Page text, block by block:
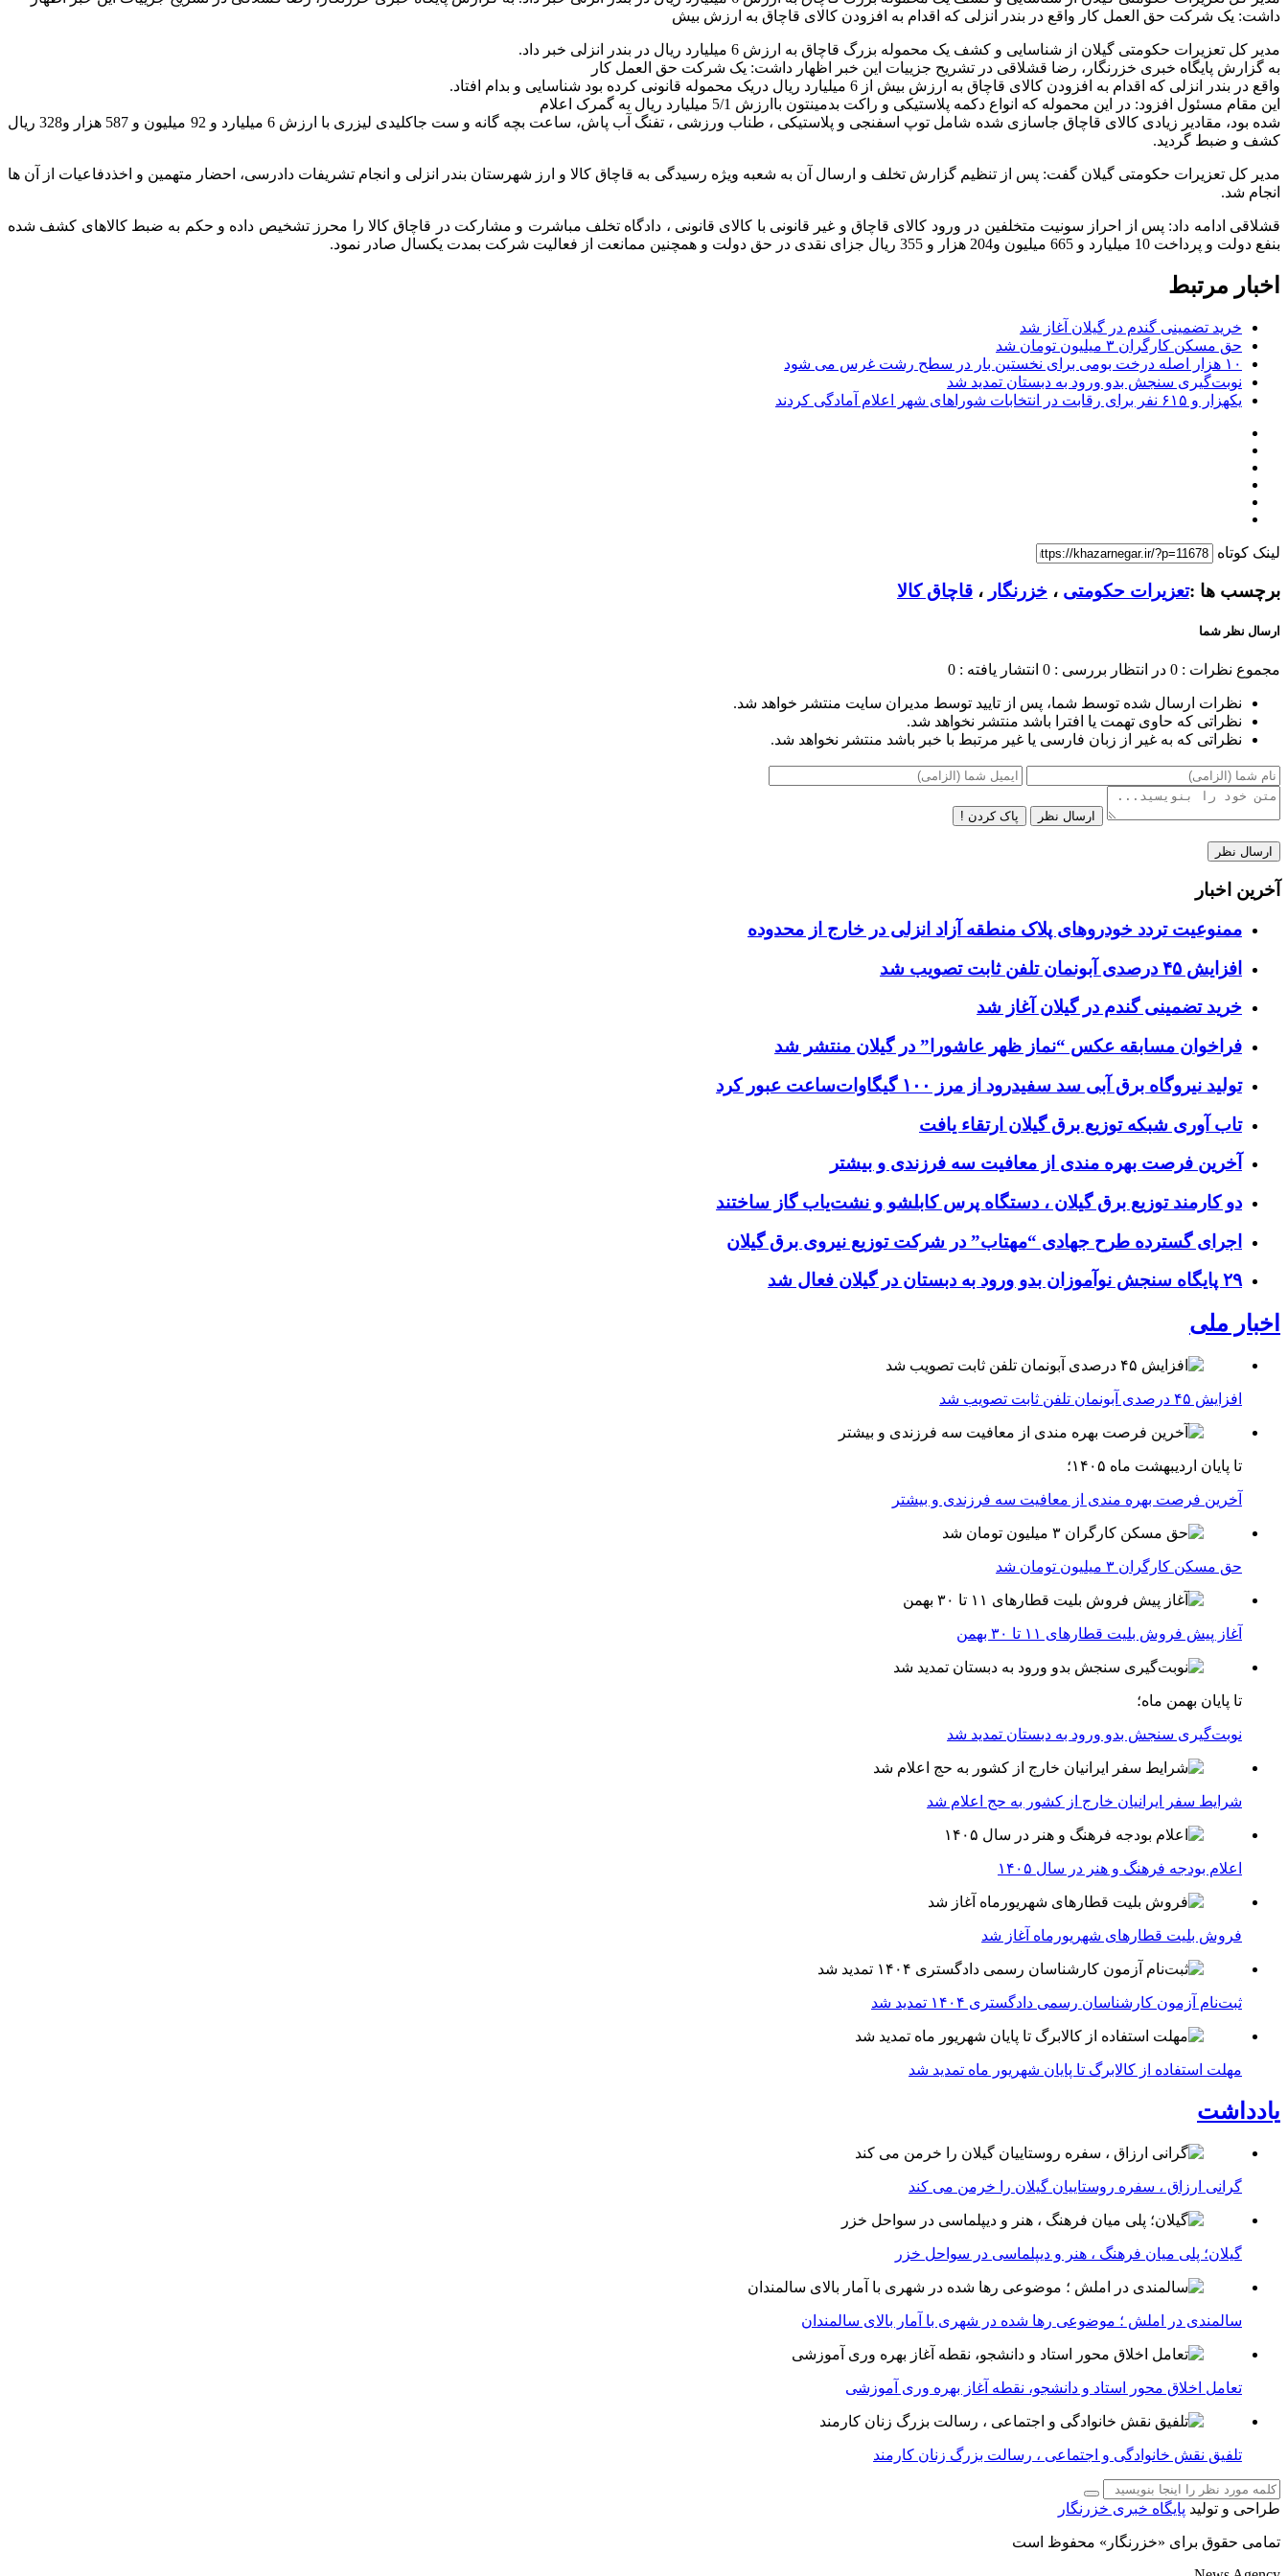
داشت: یک شرکت حق العمل کار واقع در بندر انزلی که اقدام به افزودن کالای قاچاق به ارزش بیش
مدیر کل تعزیرات حکومتی گیلان از شناسایی و کشف یک محموله بزرگ قاچاق به ارزش 6 میلیارد ریال در بندر انزلی خبر داد.
به گزارش پایگاه خبری خزرنگار، رضا قشلاقی در تشریح جزییات این خبر اظهار داشت: یک شرکت حق العمل کار
واقع در بندر انزلی که اقدام به افزودن کالای قاچاق به ارزش بیش از 6 میلیارد ریال دریک محموله قانونی کرده بود شناسایی و بدام افتاد.
این مقام مسئول افزود: در این محموله که انواع دکمه پلاستیکی و راکت بدمینتون باارزش 5/1 میلیارد ریال به گمرک اعلام
شده بود، مقادیر زیادی کالای قاچاق جاسازی شده شامل توپ اسفنجی و پلاستیکی ، طناب ورزشی ، تفنگ آب پاش، ساعت بچه گانه و ست جاکلیدی لیزری با ارزش 6 میلیارد و 92 میلیون و 587 هزار و328 ریال
کشف و ضبط گردید.
مدیر کل تعزیرات حکومتی گیلان گفت: پس از تنظیم گزارش تخلف و ارسال آن به شعبه ویژه رسیدگی به قاچاق کالا و ارز شهرستان بندر انزلی و انجام تشریفات دادرسی، احضار متهمین و اخذدفاعیات از آن ها
انجام شد.
قشلاقی ادامه داد: پس از احراز سونیت متخلفین در ورود کالای قاچاق و غیر قانونی با کالای قانونی ، دادگاه تخلف مباشرت و مشارکت در قاچاق کالا را محرز تشخیص داده و حکم به ضبط کالاهای کشف شده
بنفع دولت و پرداخت 10 میلیارد و 665 میلیون و204 هزار و 355 ریال جزای نقدی در حق دولت و همچنین ممانعت از فعالیت شرکت بمدت یکسال صادر نمود.
اخبار مرتبط
خرید تضمینی گندم در گیلان آغاز شد
حق مسکن کارگران ۳ میلیون تومان شد
۱۰ هزار اصله درخت بومی برای نخستین بار در سطح رشت غرس می شود
نوبت‌گیری سنجش بدو ورود به دبستان تمدید شد
یکهزار و ۶۱۵ نفر برای رقابت در انتخابات شوراهای شهر اعلام آمادگی کردند
لینک کوتاه
برچسب ها :تعزیرات حکومتی ، خزرنگار ، قاچاق کالا
ارسال نظر شما
مجموع نظرات : 0 در انتظار بررسی : 0 انتشار یافته : 0
نظرات ارسال شده توسط شما، پس از تایید توسط مدیران سایت منتشر خواهد شد.
نظراتی که حاوی تهمت یا افترا باشد منتشر نخواهد شد.
نظراتی که به غیر از زبان فارسی یا غیر مرتبط با خبر باشد منتشر نخواهد شد.
ارسال نظر پاک کردن !
آخرین اخبار
ممنوعیت تردد خودروهای پلاک منطقه آزاد انزلی در خارج از محدوده
افزایش ۴۵ درصدی آبونمان تلفن ثابت تصویب شد
خرید تضمینی گندم در گیلان آغاز شد
فراخوان مسابقه عکس “نماز ظهر عاشورا” در گیلان منتشر شد
تولید نیروگاه برق‌ آبی سد سفیدرود از مرز ۱۰۰ گیگاوات‌ساعت عبور کرد
تاب آوری شبکه توزیع برق گیلان ارتقاء یافت
آخرین فرصت بهره مندی از معافیت سه فرزندی و بیشتر
دو کارمند توزیع برق گیلان ، دستگاه پرس کابلشو و نشت‌یاب گاز ساختند
اجرای گسترده طرح جهادی “مهتاب” در شرکت توزیع نیروی برق گیلان
۲۹ پایگاه سنجش نوآموزان بدو ورود به دبستان در گیلان فعال شد
اخبار ملی
افزایش ۴۵ درصدی آبونمان تلفن ثابت تصویب شد
تا پایان اردیبهشت ماه ۱۴۰۵؛
آخرین فرصت بهره مندی از معافیت سه فرزندی و بیشتر
حق مسکن کارگران ۳ میلیون تومان شد
آغاز پیش فروش بلیت‌ قطارهای ۱۱ تا ۳۰ بهمن
تا پایان بهمن ماه؛
نوبت‌گیری سنجش بدو ورود به دبستان تمدید شد
شرایط سفر ایرانیان خارج از کشور به حج اعلام شد
اعلام بودجه فرهنگ و هنر در سال ۱۴۰۵
فروش بلیت قطارهای شهریورماه آغاز شد
ثبت‌نام آزمون کارشناسان رسمی دادگستری ۱۴۰۴ تمدید شد
مهلت استفاده از کالابرگ تا پایان شهریور ماه تمدید شد
یادداشت
گرانی ارزاق ، سفره روستاییان گیلان را خرمن می کند
گیلان؛ پلی میان فرهنگ ، هنر و دیپلماسی در سواحل خزر
سالمندی در املش ؛ موضوعی رها شده در شهری با آمار بالای سالمندان
تعامل اخلاق‌ محور استاد و دانشجو، نقطه آغاز بهره ‌وری آموزشی
تلفیق نقش خانوادگی و اجتماعی ، رسالت بزرگ زنان کارمند
طراحی و تولید پایگاه خبری خزرنگار
تمامی حقوق برای «خزرنگار» محفوظ است